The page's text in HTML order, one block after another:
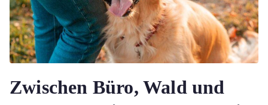
Zwischen Büro, Wald und